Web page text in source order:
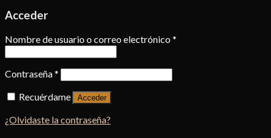
Acceder
Nombre de usuario o correo electrónico*
Contraseña*
Recuérdame
Acceder
¿Olvidaste la contraseña?